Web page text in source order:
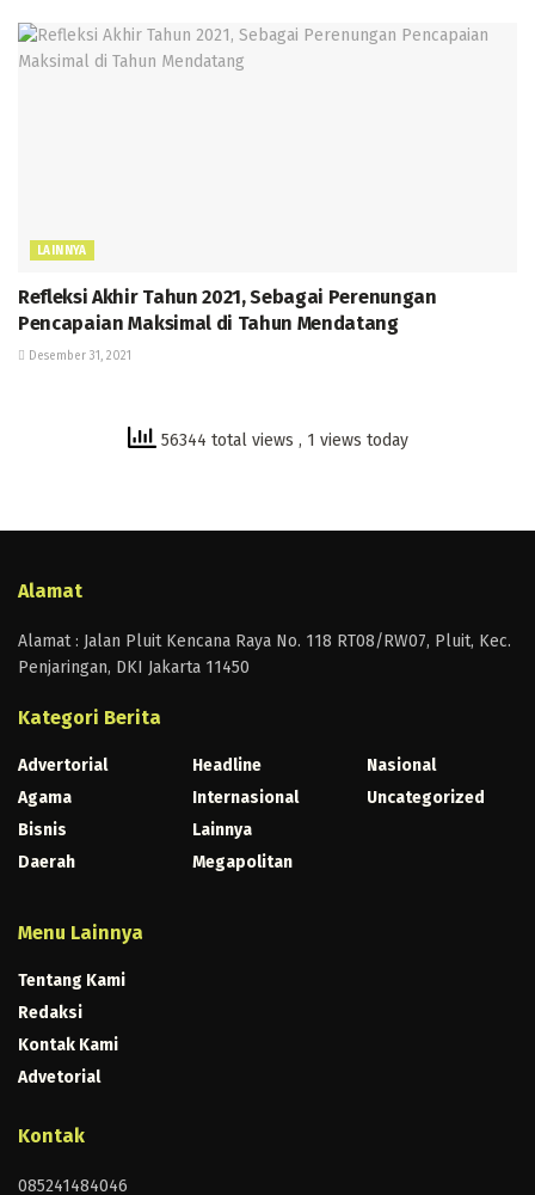
LAINNYA
Refleksi Akhir Tahun 2021, Sebagai Perenungan
Pencapaian Maksimal di Tahun Mendatang
Desember 31, 2021
56344 total views , 1 views today
Alamat
Alamat : Jalan Pluit Kencana Raya No. 118 RT08/RW07, Pluit, Kec.
Penjaringan, DKI Jakarta 11450
Kategori Berita
Advertorial
Agama
Bisnis
Daerah
Headline
Internasional
Lainnya
Megapolitan
Nasional
Uncategorized
Menu Lainnya
Tentang Kami
Redaksi
Kontak Kami
Advetorial
Kontak
085241484046